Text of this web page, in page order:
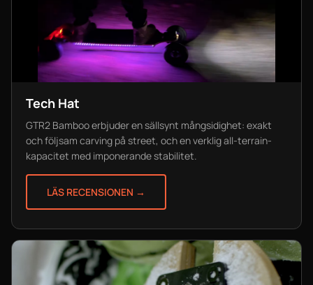
Tech Hat
GTR2 Bamboo erbjuder en sällsynt mångsidighet: exakt
och följsam carving på street, och en verklig all-terrain-
kapacitet med imponerande stabilitet.
LÄS RECENSIONEN →